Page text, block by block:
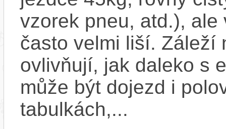
vzorek pneu, atd.),
často velmi liší. Záleží
ovlivňují, jak daleko s
může být dojezd i
tabulkách,...